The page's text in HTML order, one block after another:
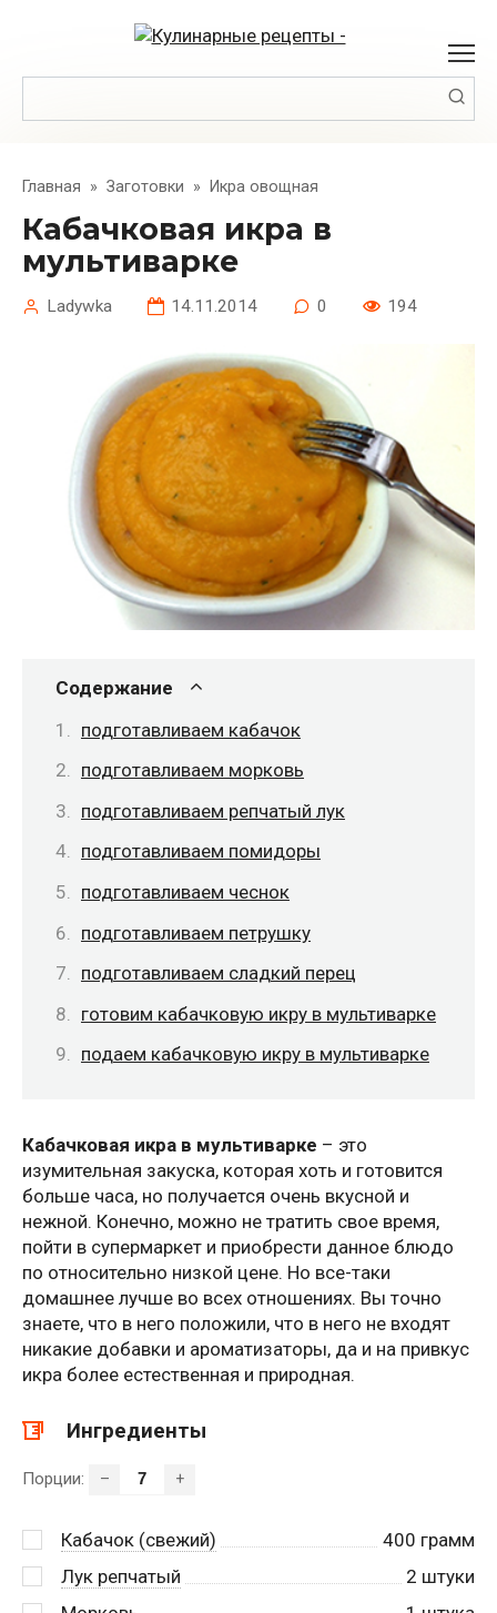
Главная » Заготовки » Икра овощная
Кабачковая икра в
мультиварке
Ladywka 14.11.2014 0 194
Содержание
подготавливаем кабачок
подготавливаем морковь
подготавливаем репчатый лук
подготавливаем помидоры
подготавливаем чеснок
подготавливаем петрушку
подготавливаем сладкий перец
готовим кабачковую икру в мультиварке
подаем кабачковую икру в мультиварке
Кабачковая икра в мультиварке – это
изумительная закуска, которая хоть и готовится
больше часа, но получается очень вкусной и
нежной. Конечно, можно не тратить свое время,
пойти в супермаркет и приобрести данное блюдо
по относительно низкой цене. Но все-таки
домашнее лучше во всех отношениях. Вы точно
знаете, что в него положили, что в него не входят
никакие добавки и ароматизаторы, да и на привкус
икра более естественная и природная.
Ингредиенты
Порции: – +
Кабачок (свежий) 400 грамм
Лук репчатый
2 штуки